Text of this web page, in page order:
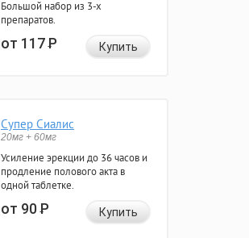
Большой набор из 3-х
препаратов.
от 117Р Купить
Супер Сиалис
20мг + 60мг
Усиление эрекции до 36 часов и
продление полового акта в
одной таблетке.
от 90Р Купить